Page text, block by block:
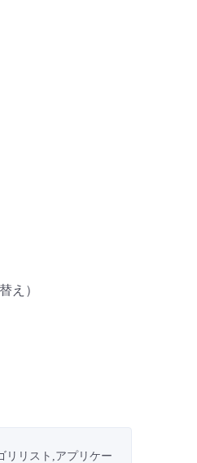
え）
リリスト,アプリケー